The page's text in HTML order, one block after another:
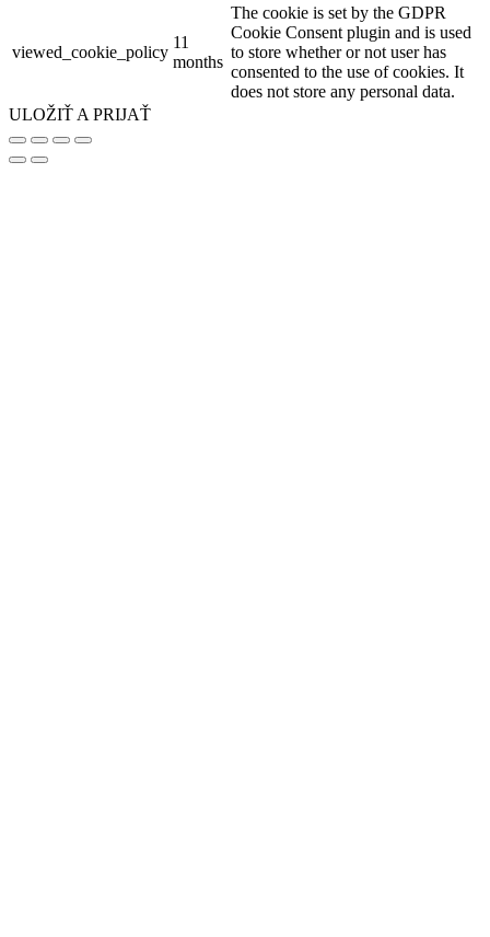
viewed_cookie_policy
11
months
The cookie is set by the GDPR
Cookie Consent plugin and is used
to store whether or not user has
consented to the use of cookies. It
does not store any personal data.
ULOŽIŤ A PRIJAŤ